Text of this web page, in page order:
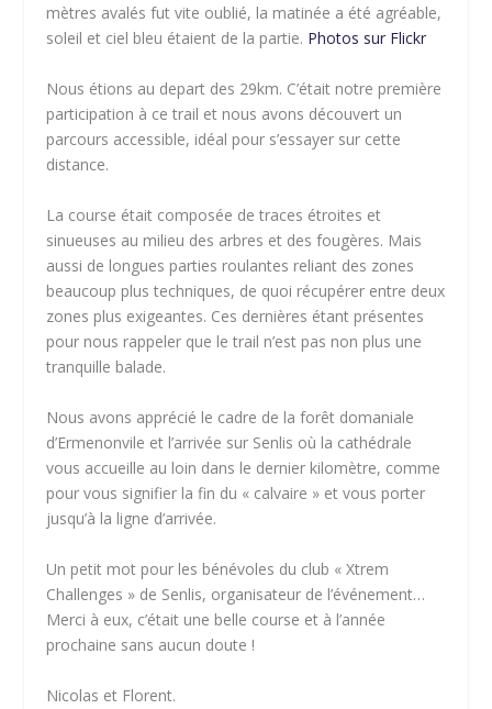
mètres avalés fut vite oublié, la matinée a été agréable,
soleil et ciel bleu étaient de la partie. Photos sur Flickr
Nous étions au depart des 29km. C’était notre première
participation à ce trail et nous avons découvert un
parcours accessible, idéal pour s’essayer sur cette
distance.
La course était composée de traces étroites et
sinueuses au milieu des arbres et des fougères. Mais
aussi de longues parties roulantes reliant des zones
beaucoup plus techniques, de quoi récupérer entre deux
zones plus exigeantes. Ces dernières étant présentes
pour nous rappeler que le trail n’est pas non plus une
tranquille balade.
Nous avons apprécié le cadre de la forêt domaniale
d’Ermenonvile et l’arrivée sur Senlis où la cathédrale
vous accueille au loin dans le dernier kilomètre, comme
pour vous signifier la fin du « calvaire » et vous porter
jusqu’à la ligne d’arrivée.
Un petit mot pour les bénévoles du club « Xtrem
Challenges » de Senlis, organisateur de l’événement…
Merci à eux, c’était une belle course et à l’année
prochaine sans aucun doute !
Nicolas et Florent.